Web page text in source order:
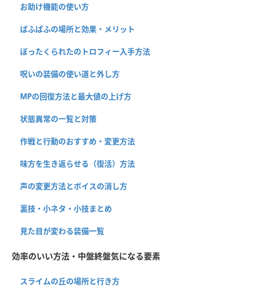
お助け機能の使い方
ぱふぱふの場所と効果・メリット
ぼったくられたのトロフィー入手方法
呪いの装備の使い道と外し方
MPの回復方法と最大値の上げ方
状態異常の一覧と対策
作戦と行動のおすすめ・変更方法
味方を生き返らせる（復活）方法
声の変更方法とボイスの消し方
裏技・小ネタ・小技まとめ
見た目が変わる装備一覧
効率のいい方法・中盤終盤気になる要素
スライムの丘の場所と行き方